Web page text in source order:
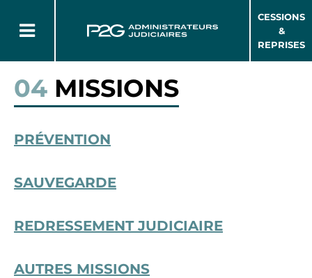
CESSIONS
&
REPRISES
04 MISSIONS
PRÉVENTION
SAUVEGARDE
REDRESSEMENT JUDICIAIRE
AUTRES MISSIONS